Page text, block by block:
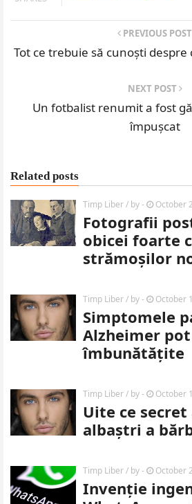
PREVIOUS POST
Tot ce trebuie să cunoști
NEXT POST
Un fotbalist renumit a fost
împușcat
Related posts
Timp Liber/ by- October
Fotografii
obicei foarte
strămoșilor
Timp Liber/ by- October
Simptomele
Alzheimer
îmbunătățite
Timp Liber/ by- October
Uite ce secret
albaștri a
Timp Liber/ by- October
Invenție